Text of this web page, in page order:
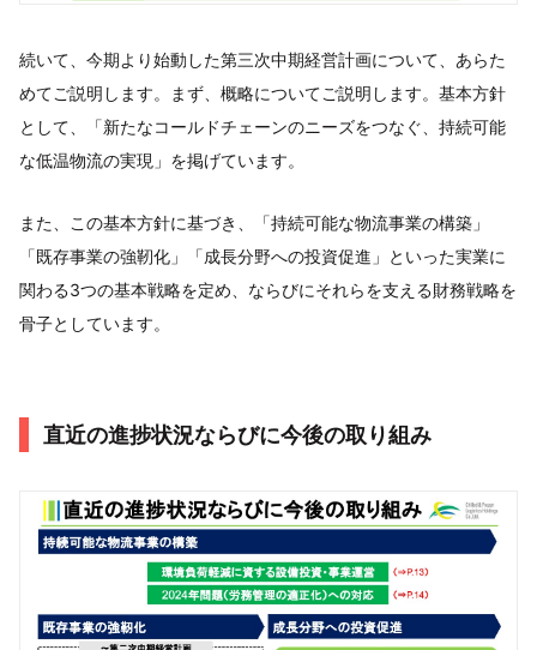
続いて、今期より始動した第三次中期経営計画について、あらた
めてご説明します。まず、概略についてご説明します。基本方針
として、「新たなコールドチェーンのニーズをつなぐ、持続可能
な低温物流の実現」を掲げています。
また、この基本方針に基づき、「持続可能な物流事業の構築」
「既存事業の強靭化」「成長分野への投資促進」といった実業に
関わる3つの基本戦略を定め、ならびにそれらを支える財務戦略を
骨子としています。
直近の進捗状況ならびに今後の取り組み